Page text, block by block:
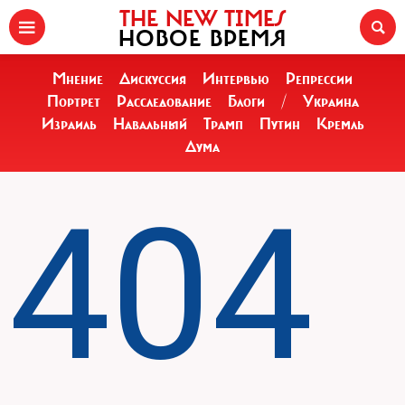
THE NEW TIMES
НОВОЕ ВРЕМЯ
Мнение Дискуссия Интервью
Репрессии
Портрет
Расследование Блоги /
Украина
Израиль
Навальный Трамп Путин
Кремль
Дума
404